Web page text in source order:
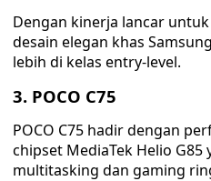
Dengan kinerja lancar
desain elegan khas
lebih di kelas entry-level.
3. POCO C75
POCO C75 hadir dengan
chipset MediaTek Helio
multitasking dan gaming